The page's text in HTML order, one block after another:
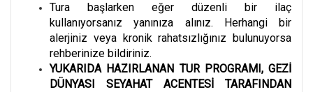
Tura başlarken eğer düzenli bir ilaç
kullanıyorsanız yanınıza alınız. Herhangi bir
alerjiniz veya kronik rahatsızlığınız bulunuyorsa
rehberinize bildiriniz.
YUKARIDA HAZIRLANAN TUR PROGRAMI, GEZİ
DÜNYASI SEYAHAT ACENTESİ TARAFINDAN